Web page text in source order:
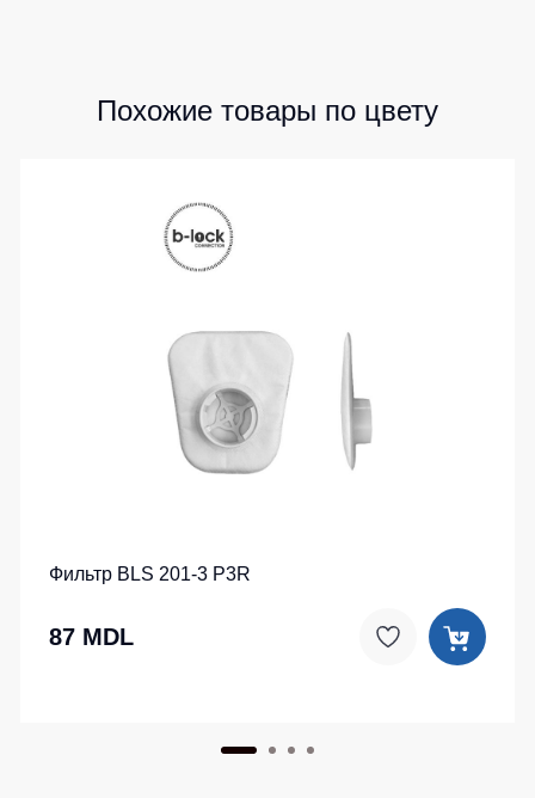
Похожие товары по цвету
Фильтр BLS 201-3 P3R
87 MDL